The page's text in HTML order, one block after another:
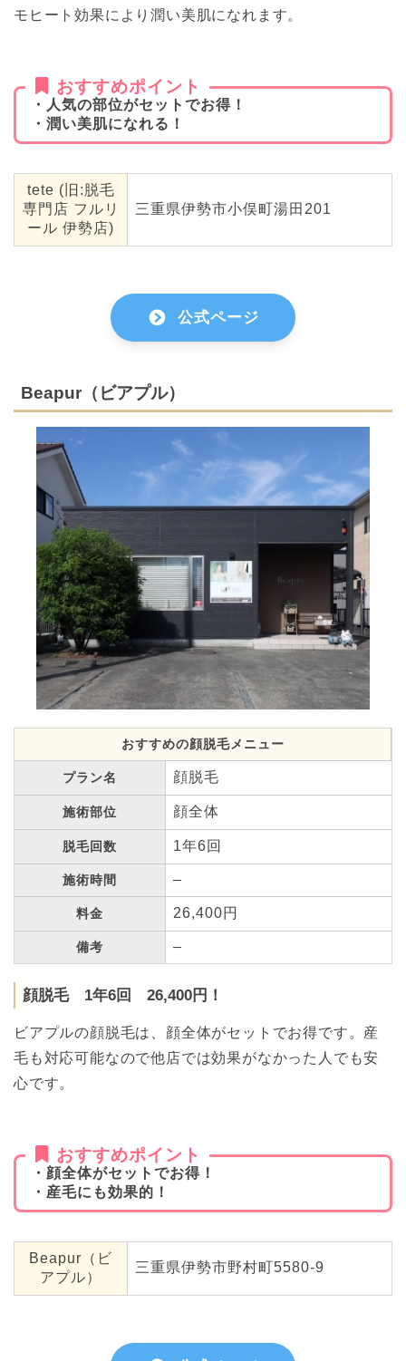
モヒート効果により潤い美肌になれます。
おすすめポイント
・人気の部位がセットでお得！
・潤い美肌になれる！
tete (旧:脱毛
専門店 フルリ
ール 伊勢店)
三重県伊勢市小俣町湯田201
公式ページ
Beapur（ビアプル）
おすすめの顔脱毛メニュー
プラン名 顔脱毛
施術部位 顔全体
脱毛回数 1年6回
施術時間 –
料金 26,400円
備考 –
顔脱毛 1年6回 26,400円！
ビアプルの顔脱毛は、顔全体がセットでお得です。産
毛も対応可能なので他店では効果がなかった人でも安
心です。
おすすめポイント
・顔全体がセットでお得！
・産毛にも効果的！
Beapur（ビ
アプル）
三重県伊勢市野村町5580-9